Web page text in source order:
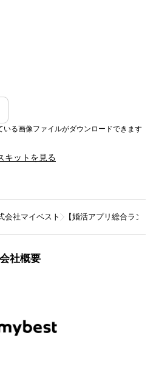
いる画像ファイルがダウンロードできます
キットを見る
会社マイベスト 【婚活アプリ総合ラン
会社概要